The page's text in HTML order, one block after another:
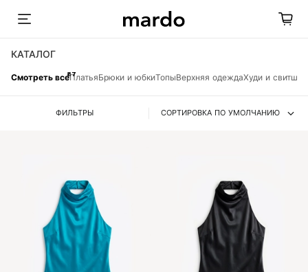
КАТАЛОГ
Смотреть все87
ПлатьяБрюки и юбкиТопыВерхняя одеждаХуди и
ФИЛЬТРЫ СОРТИРОВКА ПО УМОЛЧАНИЮ